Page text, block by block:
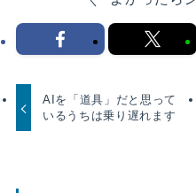
AIを「道具」だと思って
いるうちは乗り遅れます